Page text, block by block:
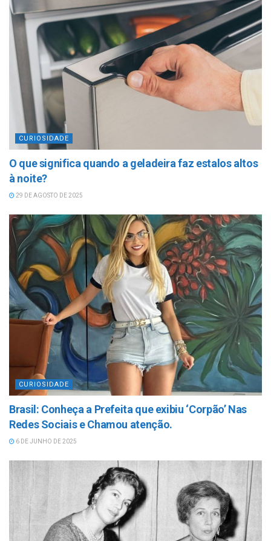
CURIOSIDADE
O que significa quando a geladeira faz estalos altos
à noite?
29 DE AGOSTO DE 2025
CURIOSIDADE
Brasil: Conheça a Prefeita que exibiu ‘Corpão’ Nas
Redes Sociais e Chamou atenção.
6 DE JUNHO DE 2025